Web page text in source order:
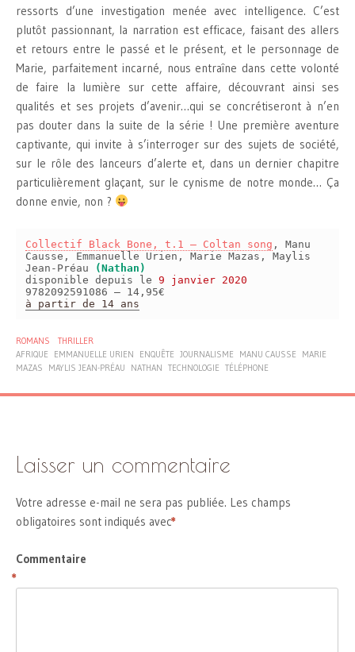
ressorts d’une investigation menée avec intelligence. C’est
plutôt passionnant, la narration est efficace, faisant des allers
et retours entre le passé et le présent, et le personnage de
Marie, parfaitement incarné, nous entraîne dans cette volonté
de faire la lumière sur cette affaire, découvrant ainsi ses
qualités et ses projets d’avenir…qui se concrétiseront à n’en
pas douter dans la suite de la série ! Une première aventure
captivante, qui invite à s’interroger sur des sujets de société,
sur le rôle des lanceurs d’alerte et, dans un dernier chapitre
particulièrement glaçant, sur le cynisme de notre monde… Ça
donne envie, non ?
Collectif Black Bone, t.1 – Coltan song , Manu
Causse, Emmanuelle Urien, Marie Mazas, Maylis
Jean-Préau
(Nathan)
disponible depuis le 9 janvier 2020
9782092591086 – 14,95€
à partir de 14 ans
ROMANS
THRILLER
AFRIQUE
EMMANUELLE URIEN ENQUÊTE JOURNALISME MANU CAUSSE
MARIE
MAZAS
MAYLIS JEAN-PRÉAU NATHAN TECHNOLOGIE TÉLÉPHONE
Laisser un commentaire
Votre adresse e-mail ne sera pas publiée. Les champs
obligatoires sont indiqués avec
*
Commentaire
*